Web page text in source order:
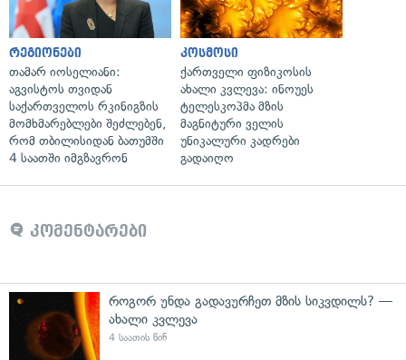
რეგიონები
თამარ იოსელიანი:
აგვისტოს თვიდან
საქართველოს რკინიგზის
მომხმარებლები შეძლებენ,
რომ თბილისიდან ბათუმში
4 საათში იმგზავრონ
კოსმოსი
ქართველი ფიზიკოსის
ახალი კვლევა: ინოუეს
ტელესკოპმა მზის
მაგნიტური ველის
უნიკალური კადრები
გადაიღო
კომენტარები
როგორ უნდა გადავურჩეთ მზის სიკვდილს? —
ახალი კვლევა
4 საათის წინ